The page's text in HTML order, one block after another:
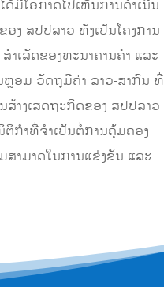
ມີໂອກາດໄປເຫັນການດຳເນີນ
ງ ສປປລາວ ທັງເປັນໂຄງການ
ເລັດຂອງທະນາຄານຄຳ ແລະ
ຫຼອມ ວັດຖຸມີຄ່າ ລາວ-ສາກົນ ທີ່
າງເສດຖະກິດຂອງ ສປປລາວ
ກຳທີ່ຈຳເປັນຕໍ່ການຄຸ້ມຄອງ
າມາດໃນການແຂ່ງຂັນ ແລະ